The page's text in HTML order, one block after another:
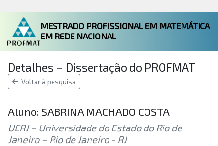
MESTRADO PROFISSIONAL EM MATEMÁTICA
EM REDE NACIONAL
Detalhes – Dissertação do PROFMAT
Voltar à pesquisa
Aluno: SABRINA MACHADO COSTA
UERJ – Universidade do Estado do Rio de
Janeiro – Rio de Janeiro - RJ